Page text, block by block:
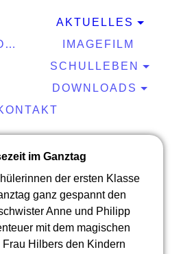
AKTUELLES
UNSERE PÄDAGOGIK
IMAGEFILM
SCHULLEBEN
DOWNLOADS
im Ganztag
der ersten Klasse
ganz gespannt den
Anne und Philipp
mit dem magischen
Hilbers den Kindern